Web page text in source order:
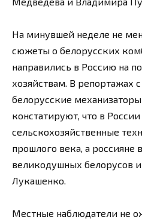
На минувшей неделе не
сюжеты о белорусских
направились в Россию на
хозяйствам. В репортажах
белорусские
констатируют, что в
сельскохозяйственные
прошлого века, а россияне
великодушных белорусов
Лукашенко.
Местные наблюдатели не